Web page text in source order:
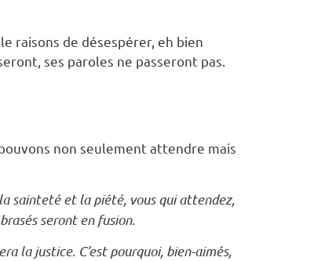
raisons de désespérer, eh bien
ses paroles ne passeront pas.
non seulement attendre mais
sainteté et la piété, vous qui attendez,
seront en fusion.
la justice. C’est pourquoi, bien-aimés,